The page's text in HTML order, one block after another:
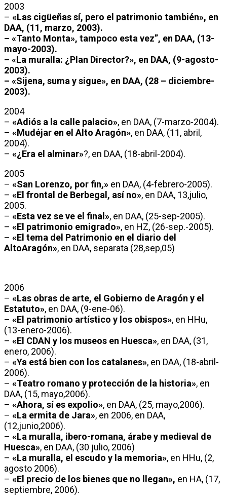
2003
– «Las cigüeñas sí, pero el patrimonio también», en
DAA, (11, marzo, 2003).
– «Tanto Monta», tampoco esta vez”, en DAA, (13-
mayo-2003).
– «La muralla: ¿Plan Director?», en DAA, (9-agosto-
2003).
– «Sijena, suma y sigue», en DAA, (28 – diciembre-
2003).
2004
– «Adiós a la calle palacio», en DAA, (7-marzo-2004).
– «Mudéjar en el Alto Aragón», en DAA, (11, abril,
2004).
– «¿Era el alminar»?, en DAA, (18-abril-2004).
2005
– «San Lorenzo, por fin,» en DAA, (4-febrero-2005).
– «El frontal de Berbegal, así no», en DAA, 13,julio,
2005.
– «Esta vez se ve el final», en DAA, (25-sep-2005).
– «El patrimonio emigrado», en HZ, (26-sep.-2005).
– «El tema del Patrimonio en el diario del
AltoAragón», en DAA, separata (28,sep,05)
2006
– «Las obras de arte, el Gobierno de Aragón y el
Estatuto», en DAA, (9-ene-06).
– «El patrimonio artístico y los obispos», en HHu,
(13-enero-2006).
– «El CDAN y los museos en Huesca», en DAA, (31,
enero, 2006).
– «Ya está bien con los catalanes», en DAA, (18-abril-
2006).
– «Teatro romano y protección de la historia», en
DAA, (15, mayo,2006).
– «Ahora, sí es expolio», en DAA, (25, mayo,2006).
– «La ermita de Jara», en 2006, en DAA,
(12,junio,2006).
– «La muralla, ibero-romana, árabe y medieval de
Huesca», en DAA, (30 julio, 2006)
– «La muralla, el escudo y la memoria», en HHu, (2,
agosto 2006).
– «El precio de los bienes que no llegan», en HA, (17,
septiembre, 2006).